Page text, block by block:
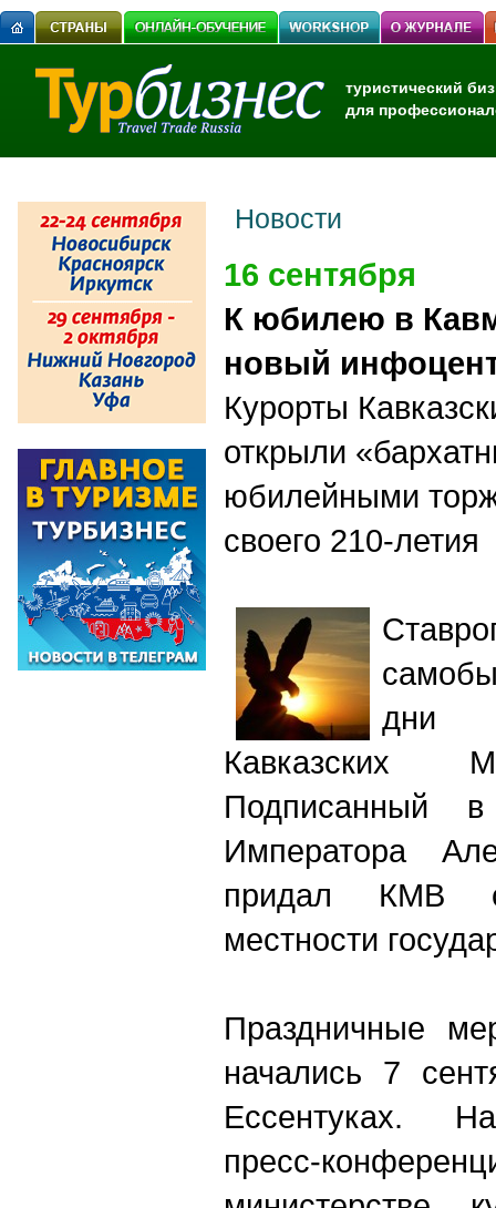
туристический
для
Новости
16 сентября
К юбилею в
новый
Курорты
открыли
юбилейными
своего 210-летия
дни
Кавказских
Подписанный
Императора
придал КМВ
местности
Праздничные
начались 7
Ессентуках.
пресс-